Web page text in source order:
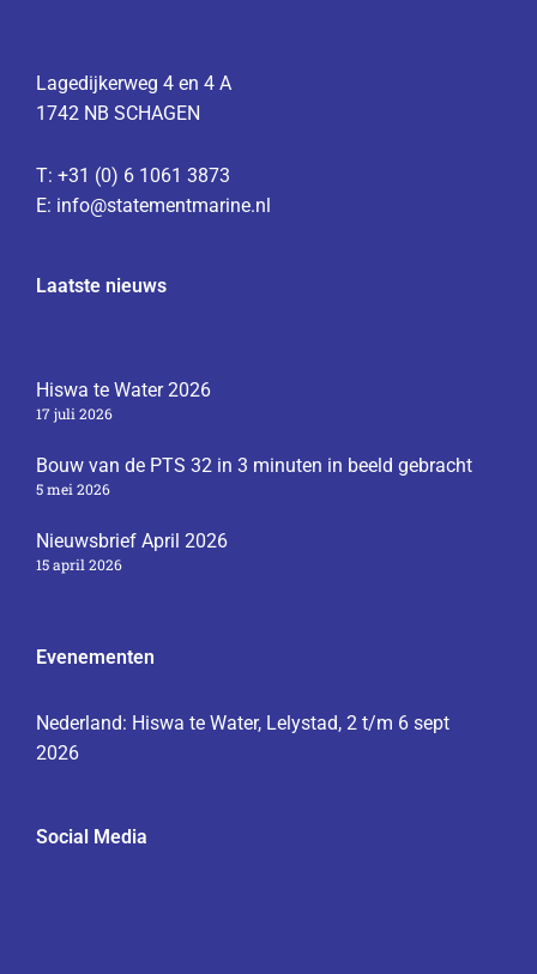
Lagedijkerweg 4 en 4 A
1742 NB SCHAGEN
T: +31 (0) 6 1061 3873
E: info@statementmarine.nl
Laatste nieuws
Hiswa te Water 2026
17 juli 2026
Bouw van de PTS 32 in 3 minuten in beeld gebracht
5 mei 2026
Nieuwsbrief April 2026
15 april 2026
Evenementen
Nederland: Hiswa te Water, Lelystad, 2 t/m 6 sept
2026
Social Media